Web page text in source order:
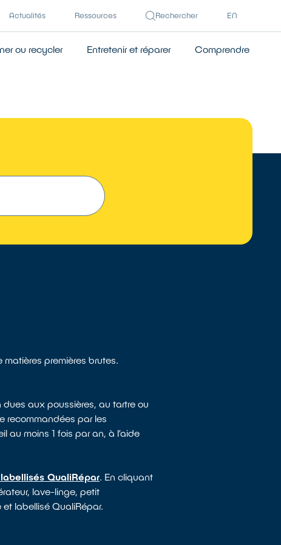
Actualités Ressources Rechercher EN
ou recycler Entretenir et réparer Comprendre
premières brutes.
aux poussières, au tartre ou
recommandées par les
au moins 1 fois par an, à l’aide
QualiRépar. En cliquant
lave-linge, petit
labellisé QualiRépar.